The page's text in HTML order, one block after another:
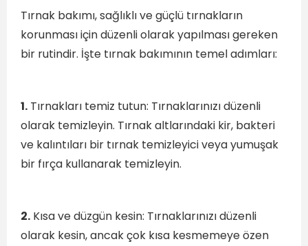
Tırnak bakımı, sağlıklı ve güçlü tırnakların
korunması için düzenli olarak yapılması gereken
bir rutindir. İşte tırnak bakımının temel adımları:
1. Tırnakları temiz tutun: Tırnaklarınızı düzenli
olarak temizleyin. Tırnak altlarındaki kir, bakteri
ve kalıntıları bir tırnak temizleyici veya yumuşak
bir fırça kullanarak temizleyin.
2. Kısa ve düzgün kesin: Tırnaklarınızı düzenli
olarak kesin, ancak çok kısa kesmemeye özen